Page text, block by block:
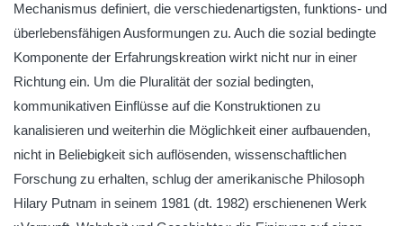
Mechanismus definiert, die verschiedenartigsten, funktions- und
überlebensfähigen Ausformungen zu. Auch die sozial bedingte
Komponente der Erfahrungskreation wirkt nicht nur in einer
Richtung ein. Um die Pluralität der sozial bedingten,
kommunikativen Einflüsse auf die Konstruktionen zu
kanalisieren und weiterhin die Möglichkeit einer aufbauenden,
nicht in Beliebigkeit sich auflösenden, wissenschaftlichen
Forschung zu erhalten, schlug der amerikanische Philosoph
Hilary Putnam in seinem 1981 (dt. 1982) erschienenen Werk